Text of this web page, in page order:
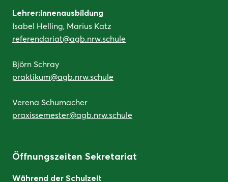
Lehrer:innenausbildung
Isabel Helling, Marius Katz
referendariat@agb.nrw.schule
Björn Schray
praktikum@agb.nrw.schule
Verena Schumacher
praxissemester@agb.nrw.schule
Öffnungszeiten Sekretariat
Während der Schulzeit